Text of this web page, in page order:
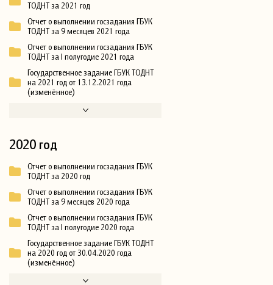
ТОДНТ за 2021 год
Отчет о выполнении госзадания ГБУК
ТОДНТ за 9 месяцев 2021 года
Отчет о выполнении госзадания ГБУК
ТОДНТ за I полугодие 2021 года
Государственное задание ГБУК ТОДНТ
на 2021 год от 13.12.2021 года
(изменённое)
2020 год
Отчет о выполнении госзадания ГБУК
ТОДНТ за 2020 год
Отчет о выполнении госзадания ГБУК
ТОДНТ за 9 месяцев 2020 года
Отчет о выполнении госзадания ГБУК
ТОДНТ за I полугодие 2020 года
Государственное задание ГБУК ТОДНТ
на 2020 год от 30.04.2020 года
(изменённое)